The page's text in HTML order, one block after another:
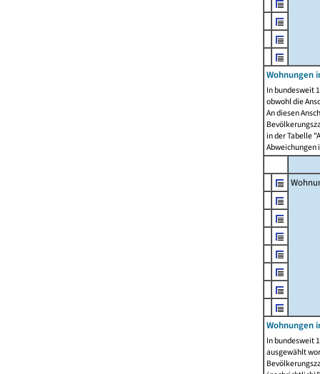
Wohnungen
In bundesweit
obwohl die
An diesen
in der Tabelle
Abweichungen
Wohnungen
In bundesweit
ausgewählt